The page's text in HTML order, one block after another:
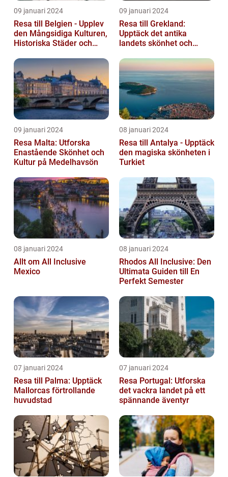
09 januari 2024
Resa till Belgien - Upplev
den Mångsidiga Kulturen,
Historiska Städer och
09 januari 2024
Resa till Grekland:
Upptäck det antika
landets skönhet och
09 januari 2024
Resa Malta: Utforska
Enastående Skönhet och
Kultur på Medelhavsön
08 januari 2024
Resa till Antalya - Upptäck
den magiska skönheten i
Turkiet
08 januari 2024
Allt om All Inclusive
Mexico
08 januari 2024
Rhodos All Inclusive: Den
Ultimata Guiden till En
Perfekt Semester
07 januari 2024
Resa till Palma: Upptäck
Mallorcas förtrollande
huvudstad
07 januari 2024
Resa Portugal: Utforska
det vackra landet på ett
spännande äventyr